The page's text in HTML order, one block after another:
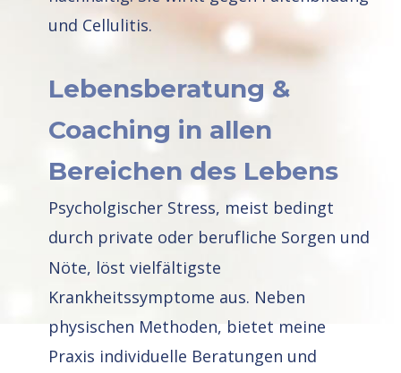
und Cellulitis.
Lebensberatung &
Coaching in allen
Bereichen des Lebens
Psycholgischer Stress, meist bedingt
durch private oder berufliche Sorgen und
Nöte, löst vielfältigste
Krankheitssymptome aus. Neben
physischen Methoden, bietet meine
Praxis individuelle Beratungen und